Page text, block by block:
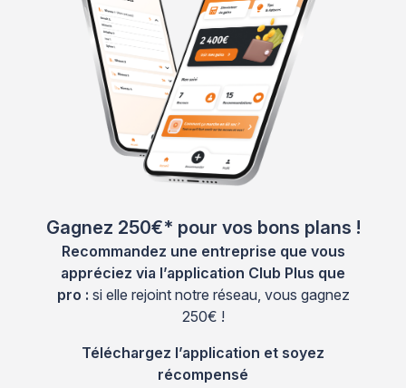
Gagnez 250€* pour vos bons plans !
Recommandez une entreprise que vous
appréciez via l’application Club Plus que
pro : si elle rejoint notre réseau, vous gagnez
250€ !
Téléchargez l’application et soyez
récompensé